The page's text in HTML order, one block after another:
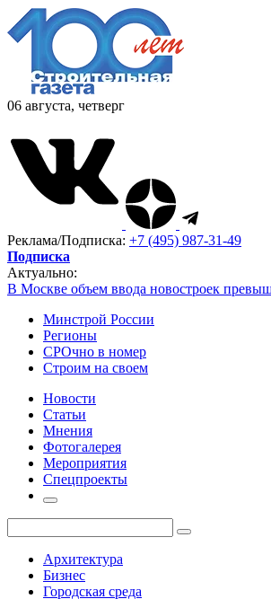
06 августа, четверг
Реклама/Подписка: +7 (495) 987-31-49
Подписка
Актуально:
В Москве объем ввода новостроек
Минстрой России
Регионы
СРОчно в номер
Строим на своем
Новости
Статьи
Мнения
Фотогалерея
Мероприятия
Спецпроекты
Архитектура
Бизнес
Городская среда